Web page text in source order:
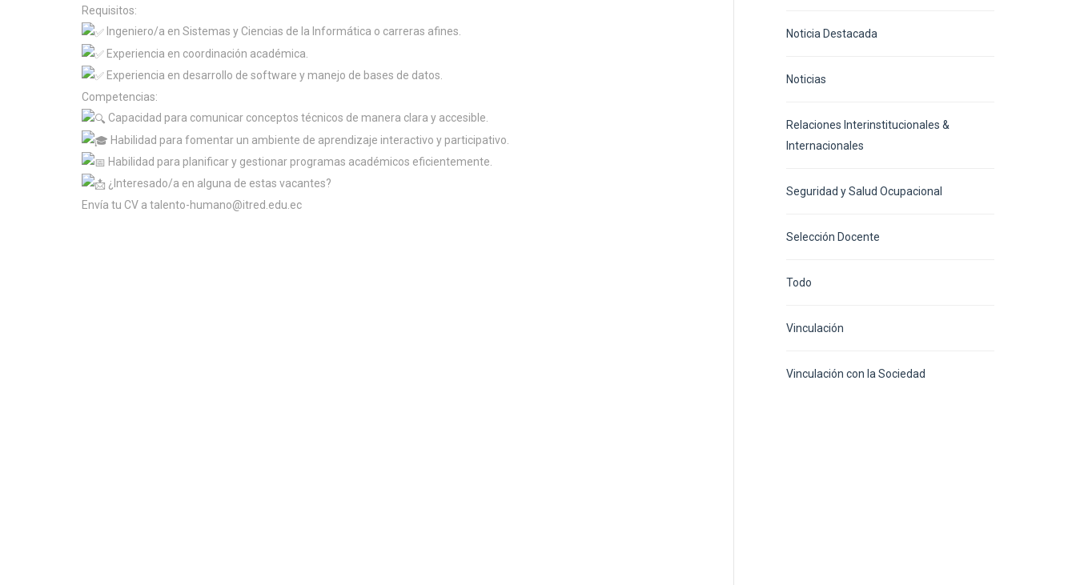
Requisitos:
Ingeniero/a en Sistemas y Ciencias de la Informática o carreras afines.
Experiencia en coordinación académica.
Experiencia en desarrollo de software y manejo de bases de datos.
Competencias:
Capacidad para comunicar conceptos técnicos de manera clara y accesible.
Habilidad para fomentar un ambiente de aprendizaje interactivo y participativo.
Habilidad para planificar y gestionar programas académicos eficientemente.
¿Interesado/a en alguna de estas vacantes?
Envía tu CV a talento-humano@itred.edu.ec
Noticia Destacada
Noticias
Relaciones Interinstitucionales &
Internacionales
Seguridad y Salud Ocupacional
Selección Docente
Todo
Vinculación
Vinculación con la Sociedad